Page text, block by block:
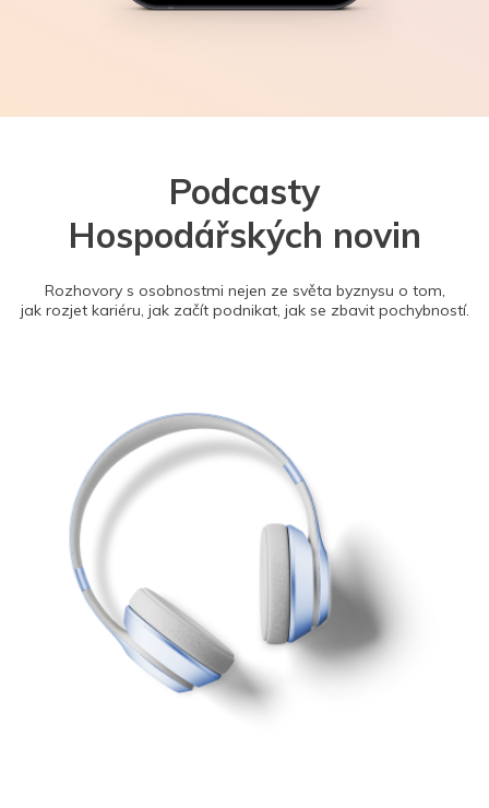
Podcasty
Hospodářských novin
Rozhovory s osobnostmi nejen ze světa byznysu o tom,
jak rozjet kariéru, jak začít podnikat, jak se zbavit pochybností.